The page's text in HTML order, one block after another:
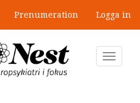
Prenumeration Logga in
Toggle
autism och adhd: 4